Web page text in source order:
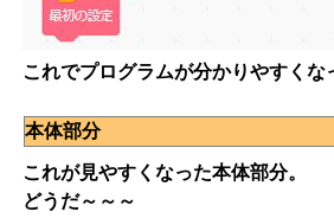
これでプログラムが分かりやすくな
本体部分
これが見やすくなった本体部分。
どうだ～～～